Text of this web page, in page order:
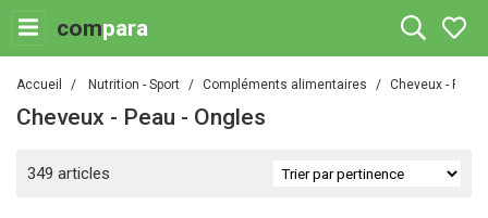
compara
Accueil Nutrition - Sport Compléments alimentaires Cheveux - Peau
Cheveux - Peau - Ongles
349 articles